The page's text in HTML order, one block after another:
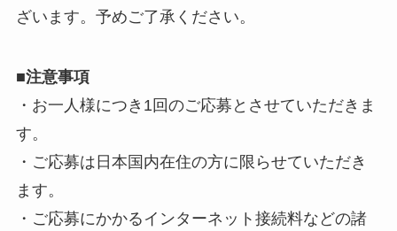
ざいます。予めご了承ください。
■注意事項
・お一人様につき1回のご応募とさせていただきま
す。
・ご応募は日本国内在住の方に限らせていただき
ます。
・ご応募にかかるインターネット接続料などの諸